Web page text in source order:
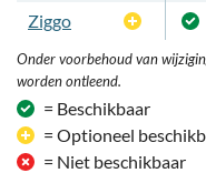
Ziggo
Onder voorbehoud van
worden ontleend.
= Beschikbaar
= Optioneel
= Niet beschikbaar